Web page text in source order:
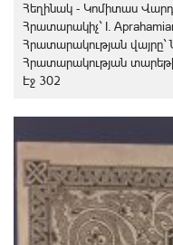
Հեղինակ - Կոմիտաս
Հրատարակիչ` I.
Հրատարակության վայրը`
Հրատարակության
Էջ 302